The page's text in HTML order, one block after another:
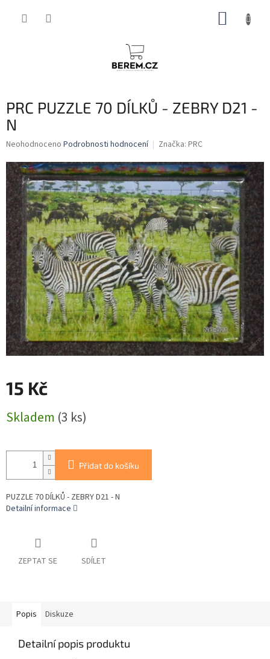
PRC PUZZLE 70 DÍLKŮ - ZEBRY D21 -
N
Průměrné
produktu
je
0,0
z
5
hvězdiček.
Neohodnoceno Podrobnosti hodnocení Značka: PRC
15 Kč
cena:
Skladem (3 ks)
Přidat do košíku
PUZZLE 70 DÍLKŮ - ZEBRY D21 - N
Detailní informace
ZEPTAT SE SDÍLET
Popis Diskuze
Detailní popis produktu